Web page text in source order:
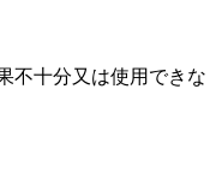
不十分又は使用できな